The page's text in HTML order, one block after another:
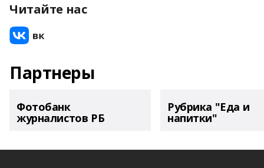
Читайте нас
Партнеры
Фотобанк
журналистов РБ
Рубрика "Еда и
напитки"